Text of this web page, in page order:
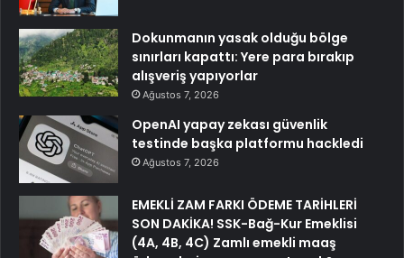
Dokunmanın yasak olduğu bölge
sınırları kapattı: Yere para bırakıp
alışveriş yapıyorlar
Ağustos 7, 2026
OpenAI yapay zekası güvenlik
testinde başka platformu hackledi
Ağustos 7, 2026
EMEKLİ ZAM FARKI ÖDEME TARİHLERİ
SON DAKİKA! SSK-Bağ-Kur Emeklisi
(4A, 4B, 4C) Zamlı emekli maaş